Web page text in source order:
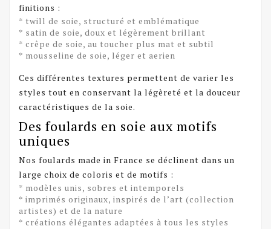
finitions :
* twill de soie, structuré et emblématique
* satin de soie, doux et légèrement brillant
* crêpe de soie, au toucher plus mat et subtil
* mousseline de soie, léger et aerien
Ces différentes textures permettent de varier les
styles tout en conservant la légèreté et la douceur
caractéristiques de la soie.
Des foulards en soie aux motifs
uniques
Nos foulards made in France se déclinent dans un
large choix de coloris et de motifs :
* modèles unis, sobres et intemporels
* imprimés originaux, inspirés de l’art (collection
artistes) et de la nature
* créations élégantes adaptées à tous les styles